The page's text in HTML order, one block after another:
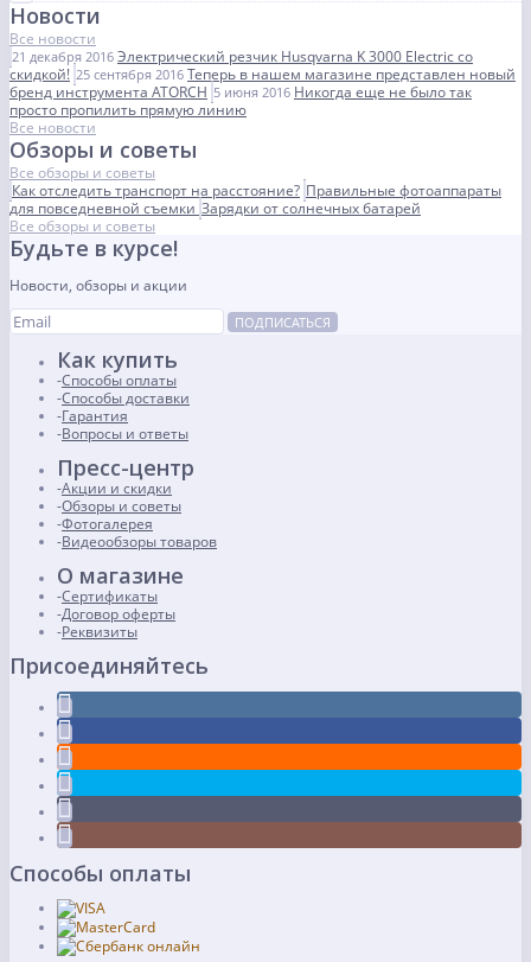
Новости
Все новости
21 декабря 2016 Электрический резчик Husqvarna K 3000 Electric со
скидкой! 25 сентября 2016 Теперь в нашем магазине представлен новый
бренд инструмента ATORCH 5 июня 2016 Никогда еще не было так
просто пропилить прямую линию
Все новости
Обзоры и советы
Все обзоры и советы
Как отследить транспорт на расстояние? Правильные фотоаппараты
для повседневной съемки Зарядки от солнечных батарей
Все обзоры и советы
Будьте в курсе!
Новости, обзоры и акции
ПОДПИСАТЬСЯ
Как купить
Способы оплаты
Способы доставки
Гарантия
Вопросы и ответы
Пресс-центр
Акции и скидки
Обзоры и советы
Фотогалерея
Видеообзоры товаров
О магазине
Сертификаты
Договор оферты
Реквизиты
Присоединяйтесь
Способы оплаты